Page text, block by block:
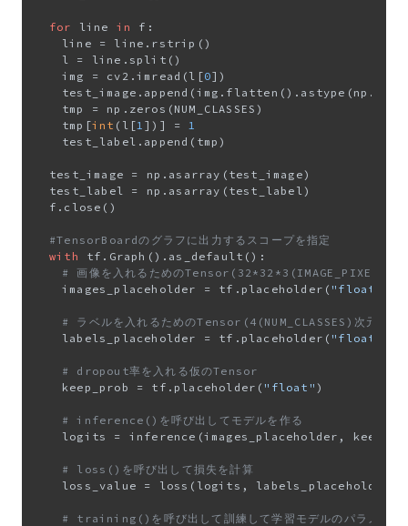
for line in
f:
		img = cv2.imread(l[
0])
		tmp[
int (l[1 ])] = 1
#TensorBoardのグラフに出力するスコープを指定
with
tf.Graph().as_default():
# 画像を入れるためのTensor(32*32*3(IMAGE_PIXELS)次
		images_placeholder = tf.placeholder(
"float"
# ラベルを入れるためのTensor(4(NUM_CLASSES)次元の
		labels_placeholder = tf.placeholder(
"float"
# dropout率を入れる仮のTensor
		keep_prob = tf.placeholder(
"float" )
# inference()を呼び出してモデルを作る
# loss()を呼び出して損失を計算
# training()を呼び出して訓練して学習モデルのパラメータ